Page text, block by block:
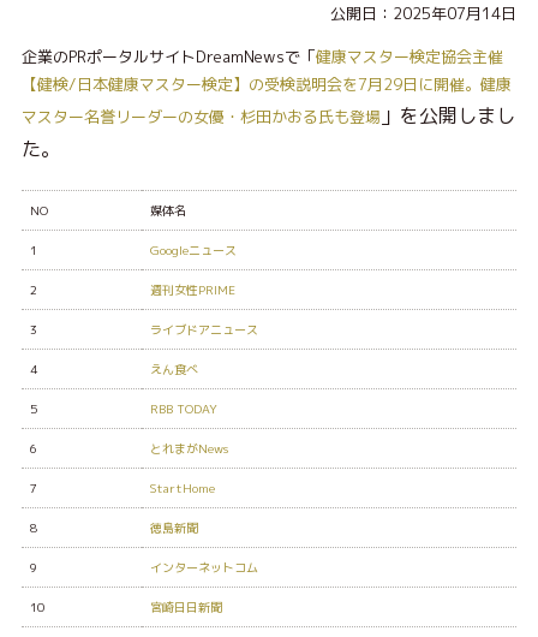
公開日：2025年07月14日
企業のPRポータルサイトDreamNewsで「健康マスター検定協会主催
【健検/日本健康マスター検定】の受検説明会を7月29日に開催。健康
マスター名誉リーダーの女優・杉田かおる氏も登場 」を公開しまし
た。
NO 媒体名
1 Googleニュース
2 週刊女性PRIME
3 ライブドアニュース
4 えん食べ
5 RBB TODAY
6 とれまがNews
7 StartHome
8 徳島新聞
9 インターネットコム
10 宮崎日日新聞